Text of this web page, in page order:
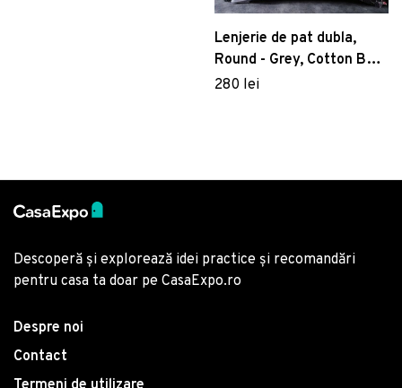
Lenjerie de pat dubla,
Round - Grey, Cotton Box,
Bumbac Ranforce
280 lei
Descoperă și explorează idei practice și recomandări
pentru casa ta doar pe CasaExpo.ro
Despre noi
Contact